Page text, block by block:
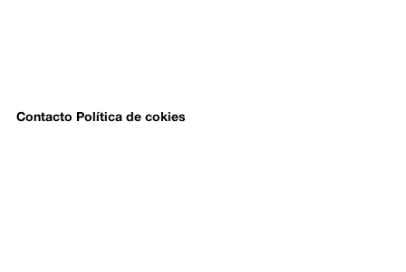
Contacto Política de cokies